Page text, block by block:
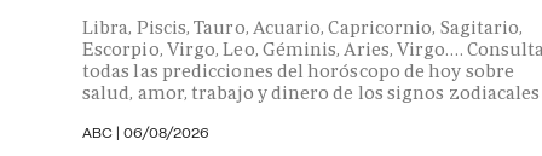
Libra, Piscis, Tauro, Acuario, Capricornio, Sagitario,
Escorpio, Virgo, Leo, Géminis, Aries, Virgo….
todas las predicciones del horóscopo de hoy sobre
salud, amor, trabajo y dinero de los signos zodiacales
ABC | 06/08/2026